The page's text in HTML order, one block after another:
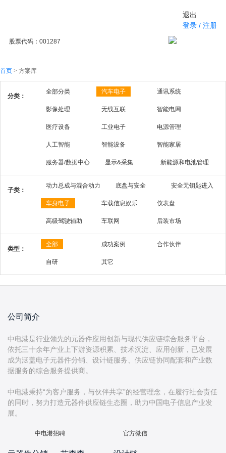
股票代码：001287
退出
登录 / 注册
首页 > 方案库
分类：
全部分类 汽车电子 通讯系统
影像处理 无线互联 智能电网
医疗设备 工业电子 电源管理
人工智能 智能设备 智能家居
服务器/数据中心 显示&采集 新能源和电池管理
子类：
动力总成与混合动力 底盘与安全 安全无钥匙进入
车身电子 车载信息娱乐 仪表盘
高级驾驶辅助 车联网 后装市场
类型：
全部 成功案例 合作伙伴
自研 其它
公司简介
中电港是行业领先的元器件应用创新与现代供应链综合服务平台，
依托三十余年产业上下游资源积累、技术沉淀、应用创新，已发展
成为涵盖电子元器件分销、设计链服务、供应链协同配套和产业数
据服务的综合服务提供商。
中电港秉持“为客户服务，与伙伴共享”的经营理念，在履行社会责任
的同时，努力打造元器件供应链生态圈，助力中国电子信息产业发
中电港招聘 官方微信